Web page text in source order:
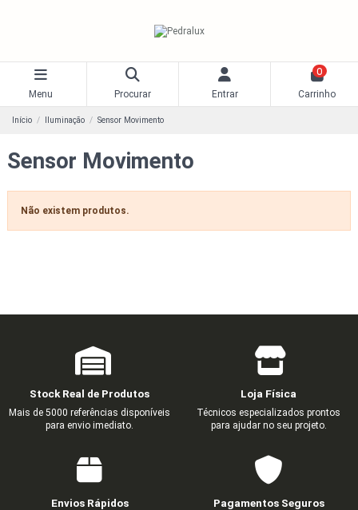
Menu Procurar Entrar
0
Carrinho
Início Iluminação Sensor Movimento
Sensor Movimento
Não existem produtos.
Stock Real de Produtos
Mais de 5000 referências disponíveis
para envio imediato.
Loja Física
Técnicos especializados prontos
para ajudar no seu projeto.
Envios Rápidos Pagamentos Seguros